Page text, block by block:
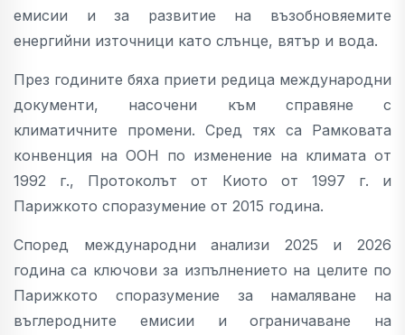
емисии и за развитие на възобновяемите
енергийни източници като слънце, вятър и вода.
През годините бяха приети редица международни
документи, насочени към справяне с
климатичните промени. Сред тях са Рамковата
конвенция на ООН по изменение на климата от
1992 г., Протоколът от Киото от 1997 г. и
Парижкото споразумение от 2015 година.
Според международни анализи 2025 и 2026
година са ключови за изпълнението на целите по
Парижкото споразумение за намаляване на
въглеродните емисии и ограничаване на